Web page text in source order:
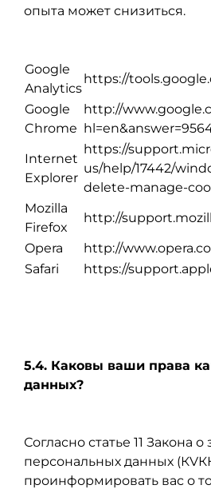
опыта может снизиться.
Google
Analytics
https://
Google
Chrome
http://
Internet
Explorer
https://
us/help/17442/
delete-manage-
Mozilla
Firefox
http://
Opera
http://
Safari
https://
5.4. Каковы ваши права
данных?
Согласно статье 11 Закона
персональных данных
проинформировать вас о